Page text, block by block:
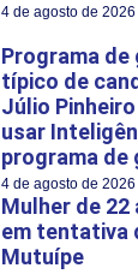
4 de agosto de 2026
Programa de
típico de
Júlio
usar
programa de
4 de agosto de 2026
Mulher de
em tentativa
Mutuípe